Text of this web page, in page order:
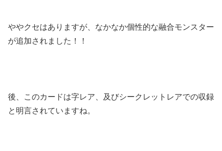
ややクセはありますが、なかなか個性的な融合モンスター
が追加されました！！
後、このカードは字レア、及びシークレットレアでの収録
と明言されていますね。